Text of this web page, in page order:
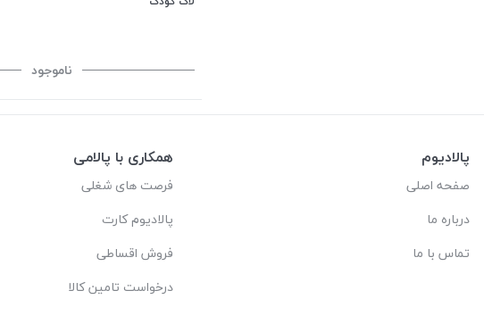
ناموجود
پالادیوم
صفحه اصلی
درباره ما
تماس با ما
همکاری با پالامی
فرصت های شغلی
پالادیوم کارت
فروش اقساطی
درخواست تامین کالا